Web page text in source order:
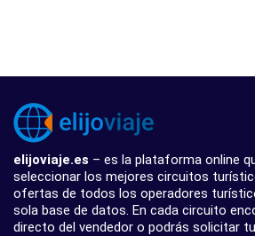
elijoviaje.es – es la plataforma online
seleccionar los mejores circuitos
ofertas de todos los operadores
sola base de datos. En cada circuito
directo del vendedor o podrás solicitar